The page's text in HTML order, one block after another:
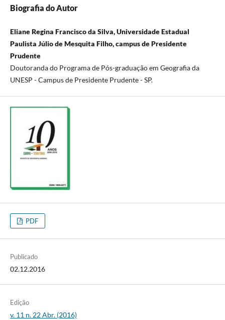
Biografia do Autor
Eliane Regina Francisco da Silva, Universidade Estadual
Paulista Júlio de Mesquita Filho, campus de Presidente
Prudente
Doutoranda do Programa de Pós-graduação em Geografia da
UNESP - Campus de Presidente Prudente - SP.
PDF
Publicado
02.12.2016
Edição
v. 11 n. 22 Abr. (2016)